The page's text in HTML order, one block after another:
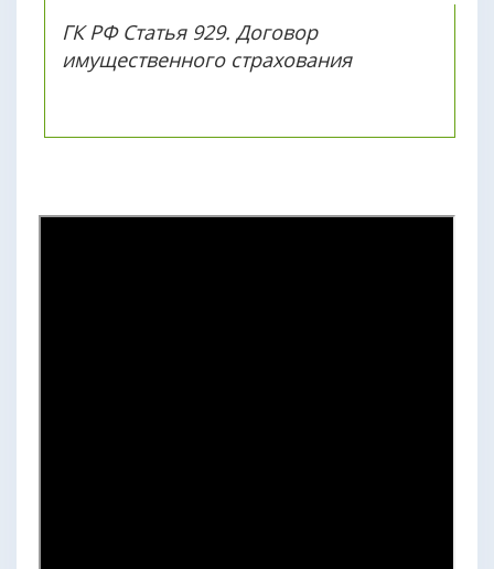
ГК РФ Статья 929. Договор
имущественного страхования